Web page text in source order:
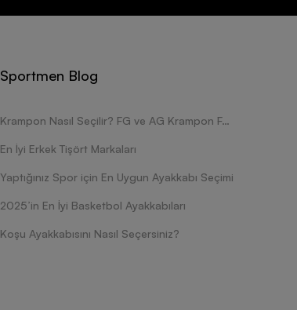
Sportmen Blog
Krampon Nasıl Seçilir? FG ve AG Krampon Farkları Nelerdir?
En İyi Erkek Tişört Markaları
Yaptığınız Spor için En Uygun Ayakkabı Seçimi
2025’in En İyi Basketbol Ayakkabıları
Koşu Ayakkabısını Nasıl Seçersiniz?